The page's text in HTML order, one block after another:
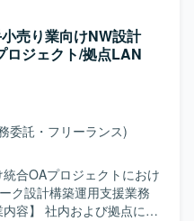
細設計・構築へ落とし込
関係者と円滑にコミュニ
議論や説明ができ、レビ
だける方が望ましいで
も、自ら課題を見つけ解
ションです。 【ポジ
規模の総合商社向け
ネットワーク、セキュリ
った基盤領域を包括的に
とした設計・構築スタイル
、Terraformなどのモダン
Landing ZoneやAzure
。 受注後は、プロジェク
設計・構築・移行を推進
クの割り振りを行ってい
ックアップ、セキュリテ
も関与いただきます。
解から業務推進まで行え
率化・自動化を意識しな
主体的にコミュニケーシ
。 サブリーダーとしてメ
ク管理、課題管理を行い
丁寧に実施できる方を想
ョンにチャレンジしたい
売り業向けNW設計
ロジェクト/拠点LAN
委託・フリーランス)
合OAプロジェクトにおけ
ク設計構築運用支援業務